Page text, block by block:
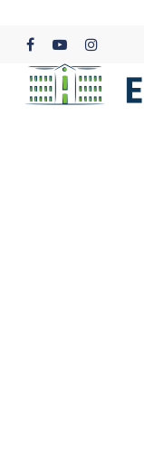
content
facebookyoutubeinstagram